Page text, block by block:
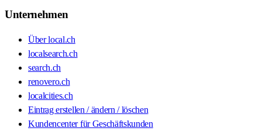
Unternehmen
Über local.ch
localsearch.ch
search.ch
renovero.ch
localcities.ch
Eintrag erstellen / ändern / löschen
Kundencenter für Geschäftskunden